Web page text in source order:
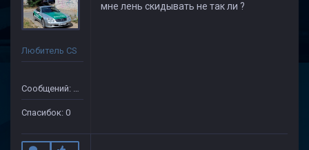
Любитель CS
Сообщений: 19
Спасибок: 0
мне лень скидывать не так ли ?